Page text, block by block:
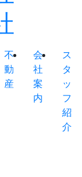
不
動
産
会
社
案
内
ス
タ
ッ
フ
紹
介